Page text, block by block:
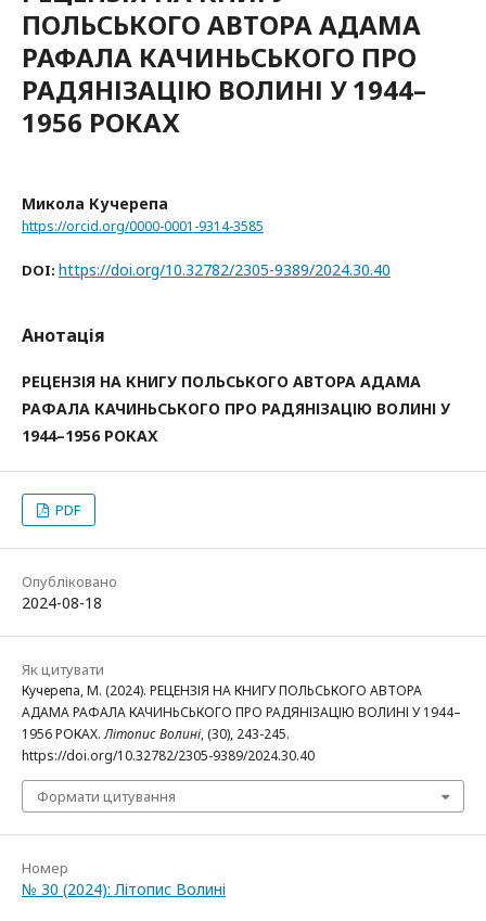
ПОЛЬСЬКОГО АВТОРА АДАМА
РАФАЛА КАЧИНЬСЬКОГО ПРО
РАДЯНІЗАЦІЮ ВОЛИНІ У 1944–
1956 РОКАХ
Микола Кучерепа
https://orcid.org/0000-0001-9314-3585
DOI: https://doi.org/10.32782/2305-9389/2024.30.40
Анотація
РЕЦЕНЗІЯ НА КНИГУ ПОЛЬСЬКОГО АВТОРА АДАМА
РАФАЛА КАЧИНЬСЬКОГО ПРО РАДЯНІЗАЦІЮ ВОЛИНІ У
1944–1956 РОКАХ
PDF
Опубліковано
2024-08-18
Як цитувати
Кучерепа, М. (2024). РЕЦЕНЗІЯ НА КНИГУ ПОЛЬСЬКОГО АВТОРА
АДАМА РАФАЛА КАЧИНЬСЬКОГО ПРО РАДЯНІЗАЦІЮ ВОЛИНІ У 1944–
1956 РОКАХ.Літопис Волині, (30), 243-245.
https://doi.org/10.32782/2305-9389/2024.30.40
Формати цитування
Номер
№ 30 (2024): Літопис Волині